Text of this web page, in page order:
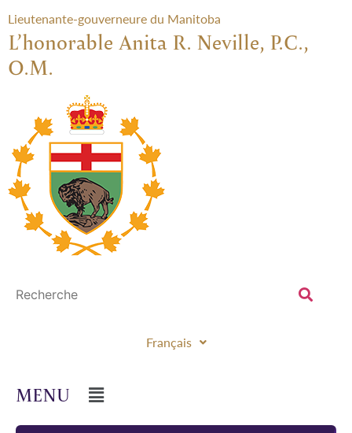
Lieutenante-gouverneure du Manitoba
L’honorable Anita R. Neville, P.C.,
O.M.
Français